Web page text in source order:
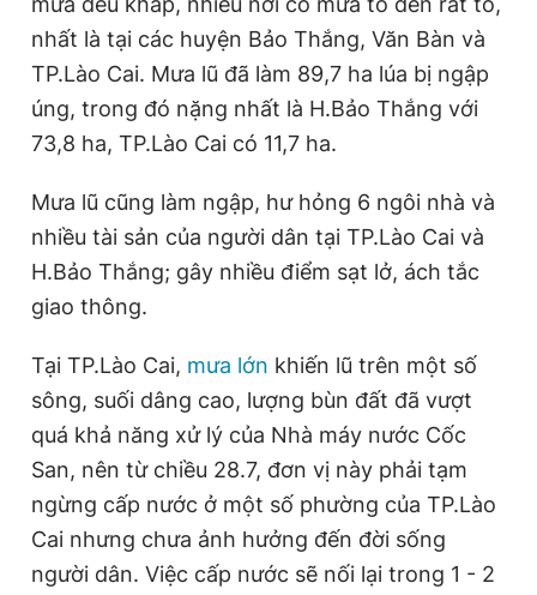
nhất là tại các huyện Bảo Thắng, Văn Bàn và
TP.Lào Cai. Mưa lũ đã làm 89,7 ha lúa bị ngập
úng, trong đó nặng nhất là H.Bảo Thắng với
73,8 ha, TP.Lào Cai có 11,7 ha.
Mưa lũ cũng làm ngập, hư hỏng 6 ngôi nhà và
nhiều tài sản của người dân tại TP.Lào Cai và
H.Bảo Thắng; gây nhiều điểm sạt lở, ách tắc
giao thông.
Tại TP.Lào Cai, mưa lớn khiến lũ trên một số
sông, suối dâng cao, lượng bùn đất đã vượt
quá khả năng xử lý của Nhà máy nước Cốc
San, nên từ chiều 28.7, đơn vị này phải tạm
ngừng cấp nước ở một số phường của TP.Lào
Cai nhưng chưa ảnh hưởng đến đời sống
người dân. Việc cấp nước sẽ nối lại trong 1 - 2